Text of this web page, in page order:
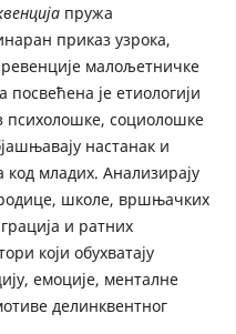
пружа
приказ узрока,
малољетничке
је етиологији
психолошке, социолошке
настанак и
младих. Анализирају
школе, вршњачких
и ратних
који обухватају
емоције, менталне
делинквентног